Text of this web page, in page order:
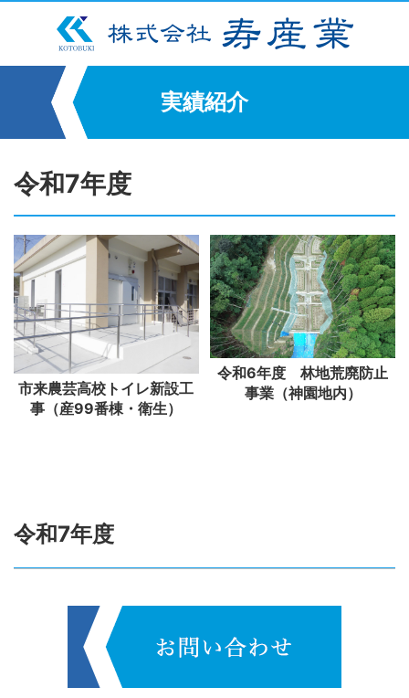
実績紹介
令和7年度
市来農芸高校トイレ新設工
事（産99番棟・衛生）
令和6年度 林地荒廃防止
事業（神園地内）
令和7年度